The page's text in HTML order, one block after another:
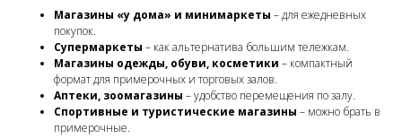
Магазины «у дома» и минимаркеты – для ежедневных
покупок.
Супермаркеты – как альтернатива большим тележкам.
Магазины одежды, обуви, косметики – компактный
формат для примерочных и торговых залов.
Аптеки, зоомагазины – удобство перемещения по залу.
Спортивные и туристические магазины – можно брать в
примерочные.